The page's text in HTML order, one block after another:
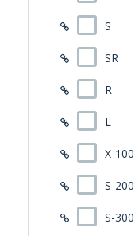
S
SR
R
L
X-100
S-200
S-300